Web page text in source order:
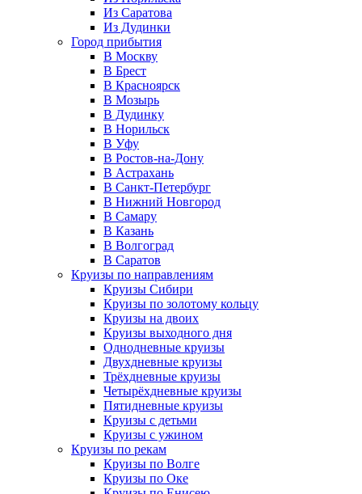
Из Саратова
Из Дудинки
Город прибытия
В Москву
В Брест
В Красноярск
В Мозырь
В Дудинку
В Норильск
В Уфу
В Ростов-на-Дону
В Астрахань
В Санкт-Петербург
В Нижний Новгород
В Самару
В Казань
В Волгоград
В Саратов
Круизы по направлениям
Круизы Сибири
Круизы по золотому кольцу
Круизы на двоих
Круизы выходного дня
Однодневные круизы
Двухдневные круизы
Трёхдневные круизы
Четырёхдневные круизы
Пятидневные круизы
Круизы с детьми
Круизы с ужином
Круизы по рекам
Круизы по Волге
Круизы по Оке